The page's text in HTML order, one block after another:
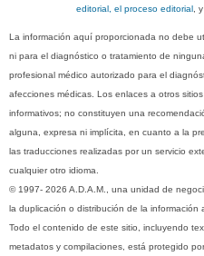
editorial, el proceso editorial ,
La información aquí proporcionada no debe
ni para el diagnóstico o tratamiento de
profesional médico autorizado para el
afecciones médicas. Los enlaces a otros
informativos; no constituyen una
alguna, expresa ni implícita, en cuanto a la
las traducciones realizadas por un servicio
cualquier otro idioma.
© 1997- 2026 A.D.A.M., una unidad de
la duplicación o distribución de la información
Todo el contenido de este sitio, incluyendo
metadatos y compilaciones, está protegido